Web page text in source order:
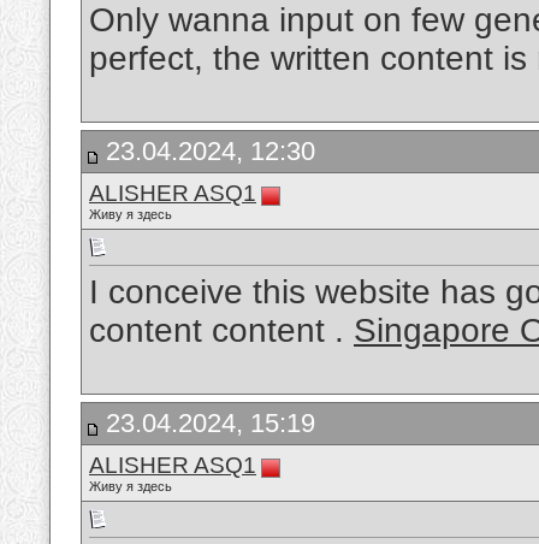
Only wanna input on few
perfect, the written content
23.04.2024, 12:30
ALISHER ASQ1
Живу я здесь
I conceive this website has
content content . Singapore
23.04.2024, 15:19
ALISHER ASQ1
Живу я здесь